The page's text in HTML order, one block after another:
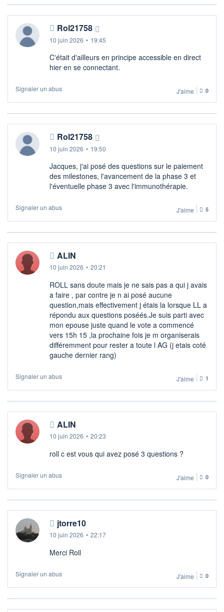
Rol21758
10 juin 2026 • 19:45
C'était d'ailleurs en principe accessible en direct
hier en se connectant.
Signaler un abus J'aime 0
Rol21758
10 juin 2026 • 19:50
Jacques, j'ai posé des questions sur le paiement
des milestones, l'avancement de la phase 3 et
l'éventuelle phase 3 avec l'immunothérapie.
Signaler un abus J'aime 5
ALIN
10 juin 2026 • 20:21
ROLL sans doute mais je ne sais pas a qui j avais
a faire , par contre je n ai posé aucune
question,mais effectivement j étais la lorsque LL a
répondu aux questions poséés.Je suis parti avec
mon epouse juste quand le vote a commencé
vers 15h 15 ,la prochaine fois je m organiserais
différemment pour rester a toute l AG (j etais coté
gauche dernier rang)
Signaler un abus J'aime 1
ALIN
10 juin 2026 • 20:23
roll c est vous qui avez posé 3 questions ?
Signaler un abus J'aime 0
jtorre10
10 juin 2026 • 22:17
Merci Roll
Signaler un abus J'aime 0